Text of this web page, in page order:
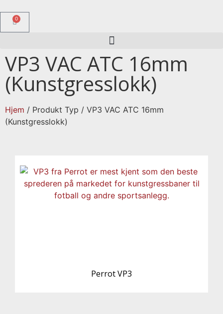
0
VP3 VAC ATC 16mm
(Kunstgresslokk)
Hjem / Produkt Typ / VP3 VAC ATC 16mm
(Kunstgresslokk)
Perrot VP3